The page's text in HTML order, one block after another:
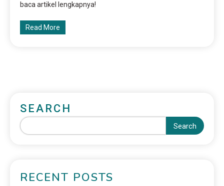
baca artikel lengkapnya!
Read More
SEARCH
Search
RECENT POSTS